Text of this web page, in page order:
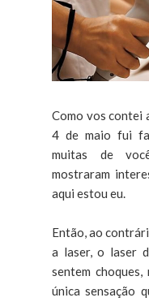
Como vos contei
4 de maio fui
muitas de
mostraram
aqui estou eu.
Então, ao
a laser, o laser
sentem
única sensação